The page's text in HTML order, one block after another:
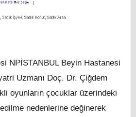
NPİSTANBUL Beyin Hastanesi
Uzmanı Doç. Dr. Çiğdem
oyunların çocuklar üzerindeki
nedenlerine değinerek